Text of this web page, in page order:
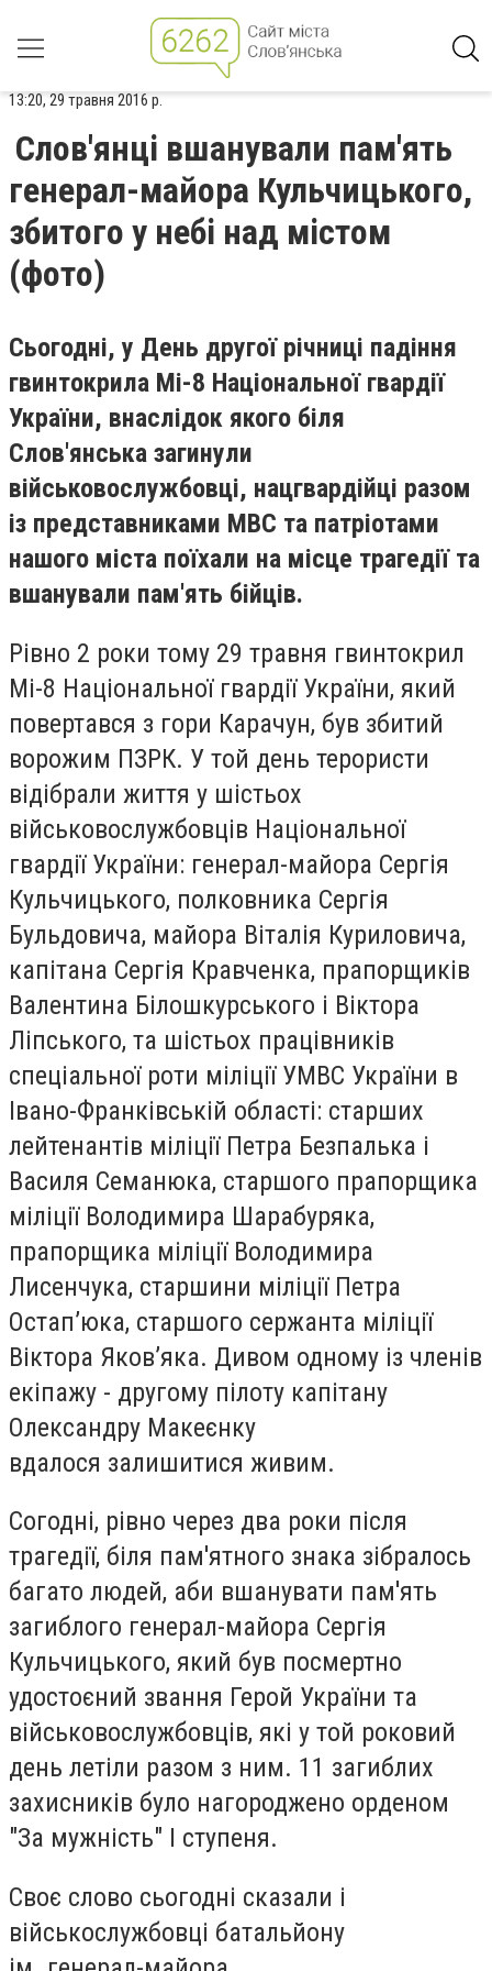
13:20, 29 травня 2016 р.
Слов'янці вшанували пам'ять
генерал-майора Кульчицького,
збитого у небі над містом
(фото)
Сьогодні, у День другої річниці падіння
гвинтокрила Мі-8 Національної гвардії
України, внаслідок якого біля
Слов'янська загинули
військовослужбовці, нацгвардійці разом
із представниками МВС та патріотами
нашого міста поїхали на місце трагедії та
вшанували пам'ять бійців.
Рівно 2 роки тому 29 травня гвинтокрил
Мі-8 Національної гвардії України, який
повертався з гори Карачун, був збитий
ворожим ПЗРК. У той день терористи
відібрали життя у шістьох
військовослужбовців Національної
гвардії України: генерал-майора Сергія
Кульчицького, полковника Сергія
Бульдовича, майора Віталія Куриловича,
капітана Сергія Кравченка, прапорщиків
Валентина Білошкурського і Віктора
Ліпського, та шістьох працівників
спеціальної роти міліції УМВС України в
Івано-Франківській області: старших
лейтенантів міліції Петра Безпалька і
Василя Семанюка, старшого прапорщика
міліції Володимира Шарабуряка,
прапорщика міліції Володимира
Лисенчука, старшини міліції Петра
Остап’юка, старшого сержанта міліції
Віктора Яков’яка. Дивом одному із членів
екіпажу - другому пілоту капітану
Олександру Макеєнку
вдалося залишитися живим.
Согодні, рівно через два роки після
трагедії, біля пам'ятного знака зібралось
багато людей, аби вшанувати пам'ять
загиблого генерал-майора Сергія
Кульчицького, який був посмертно
удостоєний звання Герой України та
військовослужбовців, які у той роковий
день летіли разом з ним. 11 загиблих
захисників було нагороджено орденом
"За мужність" І ступеня.
Своє слово сьогодні сказали і
військослужбовці батальйону